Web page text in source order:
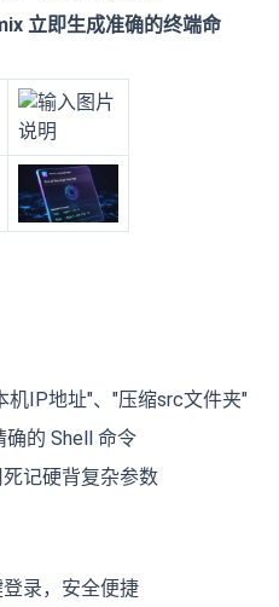
立即生成准确的终端命
机IP地址"、"压缩src文件夹"
确的 Shell 命令
死记硬背复杂参数
录，安全便捷